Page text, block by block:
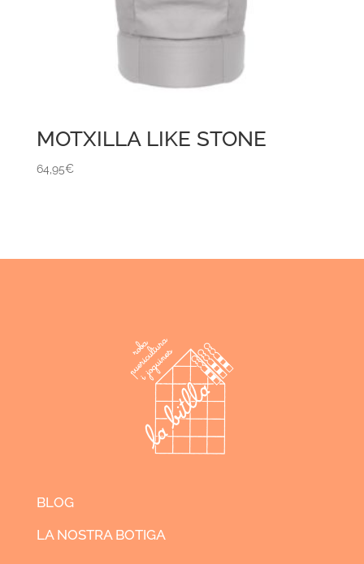
MOTXILLA LIKE STONE
64,95€
BLOG
LA NOSTRA BOTIGA